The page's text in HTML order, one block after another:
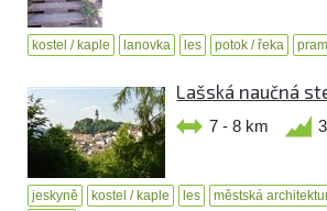
kostel / kaple lanovka les potok / řeka
Lašská naučná
7 - 8 km
jeskyně kostel / kaple les městská